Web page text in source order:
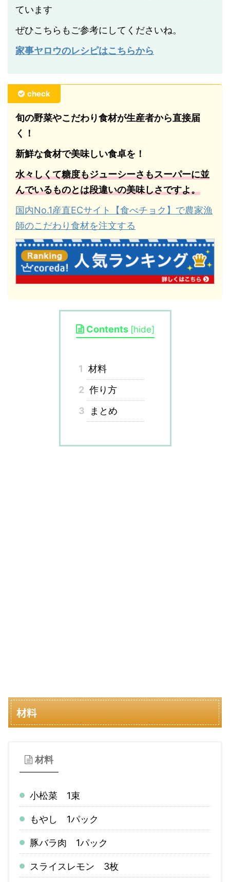
ています
ぜひこちらもご参考にしてくださいね。
家事ヤロウのレシピはこちらから
check
旬の野菜やこだわり食材が生産者から直接届
く！
新鮮な食材で美味しい食卓を！
水々しくて糖度もジューシーさもスーパーに並
んでいるものとは段違いの美味しさですよ。
国内No.1産直ECサイト【食べチョク】で農家漁
師のこだわり食材を注文する
Contents [hide]
1 材料
2 作り方
3
まとめ
材料
材料
小松菜 1束
もやし 1パック
豚バラ肉 1パック
スライスレモン 3枚